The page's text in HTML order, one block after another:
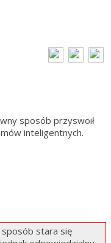
sposób przyswoił
inteligentnych.
stara się